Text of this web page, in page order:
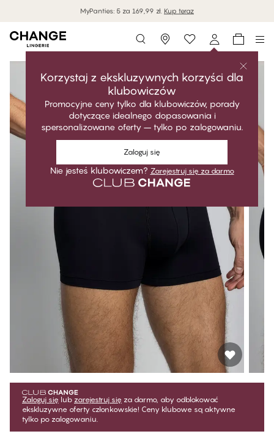
MyPanties: 5 za 169,99 zł. Kup teraz
Storefinder
Korzystaj z ekskluzywnych korzyści dla
klubowiczów
Promocyjne ceny tylko dla klubowiczów, porady
dotyczące idealnego dopasowania i
spersonalizowane oferty – tylko po zalogowaniu.
Zaloguj się
Nie jesteś klubowiczem? Zarejestruj się za darmo
Zaloguj się lub zarejestruj się za darmo, aby odblokować
ekskluzywne oferty członkowskie! Ceny klubowe są aktywne
tylko po zalogowaniu.